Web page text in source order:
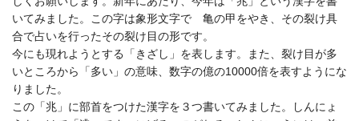
いてみました。この字は象形文字で 亀の甲をやき、その裂け具
合で占いを行ったその裂け目の形です。
今にも現れようとする「きざし」を表します。また、裂け目が多
いところから「多い」の意味、数字の億の10000倍を表すようにな
りました。
この「兆」に部首をつけた漢字を３つ書いてみました。しんにょ